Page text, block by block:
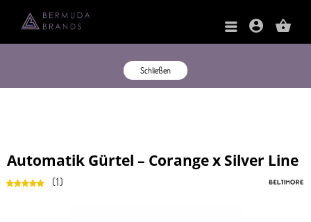
account_circle shopping_basket
Schließen
Automatik Gürtel – Corange x Silver Line
(1)